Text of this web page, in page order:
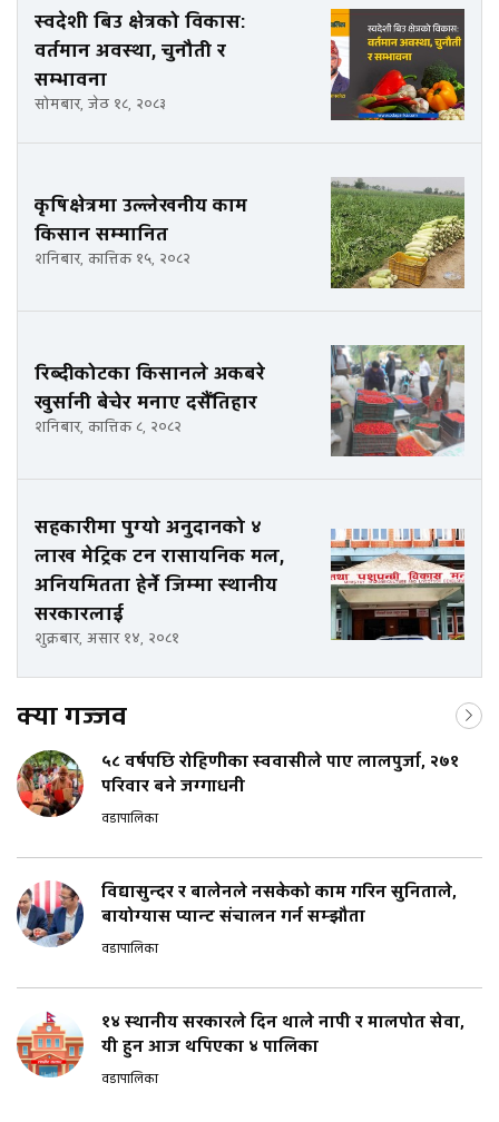
स्वदेशी बिउ क्षेत्रको विकास:
वर्तमान अवस्था, चुनौती र
सम्भावना
सोमबार, जेठ १८, २०८३
कृषिक्षेत्रमा उल्लेखनीय काम
किसान सम्मानित
शनिबार, कात्तिक १५, २०८२
रिब्दीकोटका किसानले अकबरे
खुर्सानी बेचेर मनाए दसैँतिहार
शनिबार, कात्तिक ८, २०८२
सहकारीमा पुग्यो अनुदानको ४
लाख मेट्रिक टन रासायनिक मल,
अनियमितता हेर्ने जिम्मा स्थानीय
सरकारलाई
शुक्रबार, असार १४, २०८१
क्या गज्जव
५८ वर्षपछि रोहिणीका स्ववासीले पाए लालपुर्जा, २७१
परिवार बने जग्गाधनी
वडापालिका
विद्यासुन्दर र बालेनले नसकेको काम गरिन सुनिताले,
बायोग्यास प्यान्ट संचालन गर्न सम्झौता
वडापालिका
१४ स्थानीय सरकारले दिन थाले नापी र मालपोत सेवा,
यी हुन आज थपिएका ४ पालिका
वडापालिका